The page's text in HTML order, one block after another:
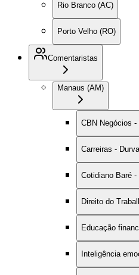
Rio Branco (AC)
Porto Velho (RO)
Comentaristas
Manaus (AM)
CBN Negócios
Carreiras -
Cotidiano Baré
Direito do
Educação
Inteligência